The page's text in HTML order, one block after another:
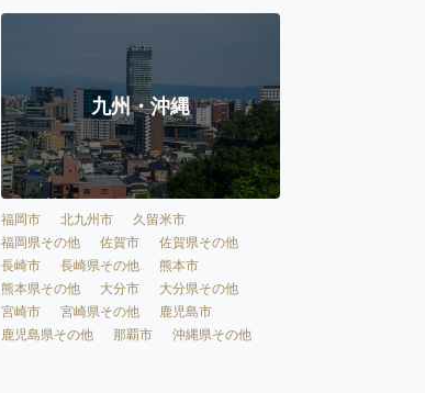
九州・沖縄
福岡市 北九州市
久留米市
福岡県その他
佐賀市
佐賀県その他
長崎市
長崎県その他
熊本市
熊本県その他
大分市
大分県その他
宮崎市
宮崎県その他
鹿児島市
鹿児島県その他
那覇市 沖縄県その他